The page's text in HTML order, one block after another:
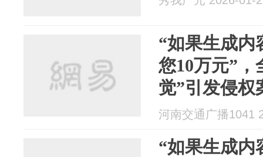
“如果生成内
您10万元”
觉”引发侵权
河南交通广播1041
“如果生成内